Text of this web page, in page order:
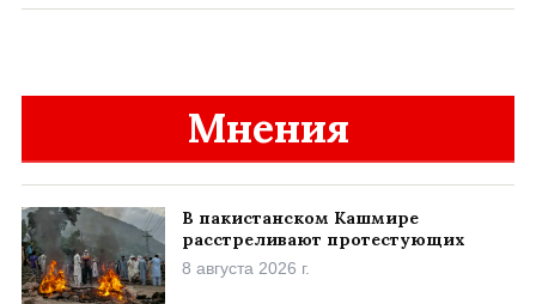
Мнения
В пакистанском Кашмире
расстреливают протестующих
8 августа 2026 г.